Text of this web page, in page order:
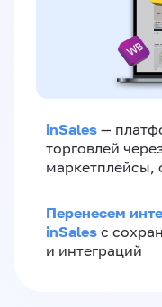
inSales —
торговлей
маркетплейсы,
Перенесем
inSales с
и интеграций